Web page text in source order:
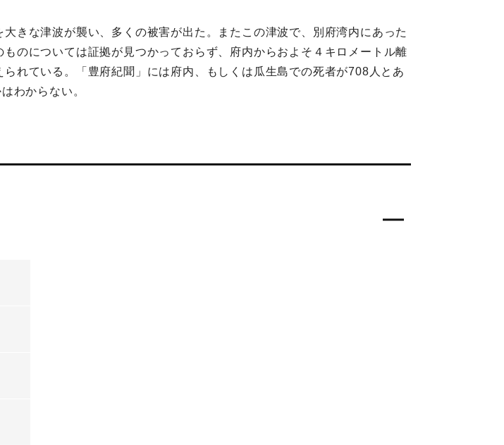
きな津波が襲い、多くの被害が出た。またこの津波で、別府湾内にあった
のについては証拠が見つかっておらず、府内からおよそ４キロメートル離
れている。「豊府紀聞」には府内、もしくは瓜生島での死者が708人とあ
わからない。